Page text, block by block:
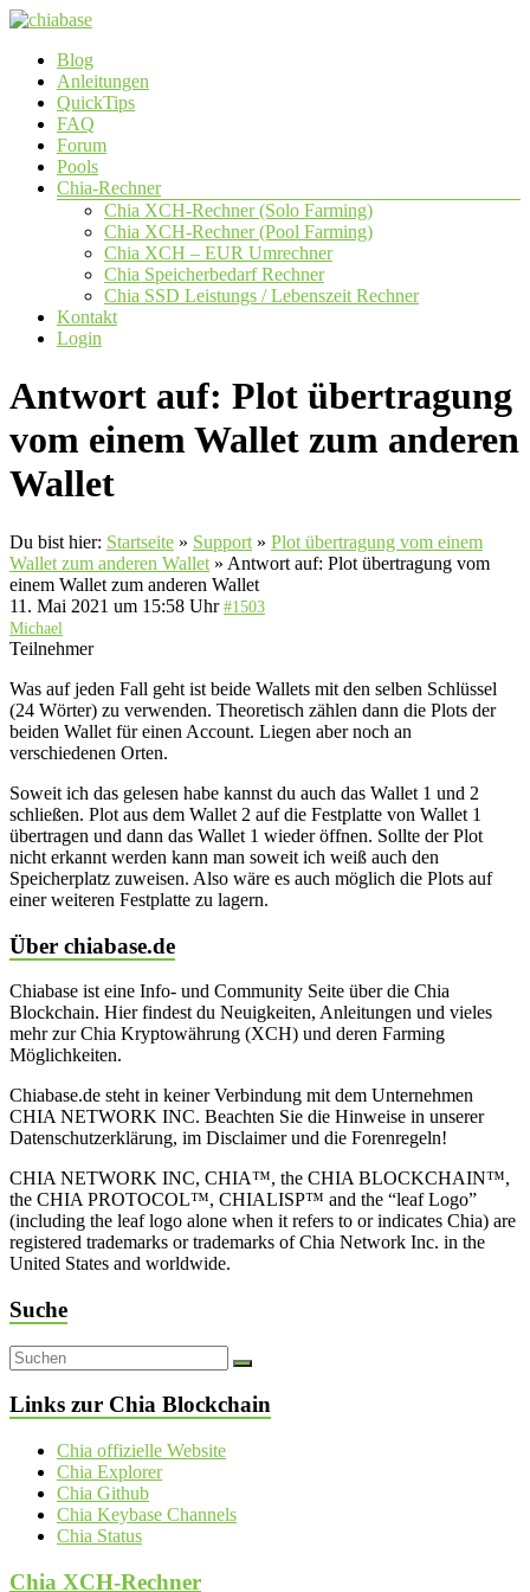
Zum
springen
chiabase
CHIA
Info-
Community
Seite
Menü
Blog
Anleitungen
QuickTips
FAQ
Forum
Pools
Chia-Rechner
Chia XCH-Rechner (Solo Farming)
Chia XCH-Rechner (Pool Farming)
Chia XCH – EUR Umrechner
Chia Speicherbedarf Rechner
Chia SSD Leistungs / Lebenszeit Rechner
Kontakt
Login
Antwort auf: Plot übertragung
vom einem Wallet zum anderen
Wallet
Du bist hier: Startseite » Support » Plot übertragung vom einem
Wallet zum anderen Wallet » Antwort auf: Plot übertragung vom
einem Wallet zum anderen Wallet
11. Mai 2021 um 15:58 Uhr #1503
Michael
Teilnehmer
Was auf jeden Fall geht ist beide Wallets mit den selben Schlüssel
(24 Wörter) zu verwenden. Theoretisch zählen dann die Plots der
beiden Wallet für einen Account. Liegen aber noch an
verschiedenen Orten.
Soweit ich das gelesen habe kannst du auch das Wallet 1 und 2
schließen. Plot aus dem Wallet 2 auf die Festplatte von Wallet 1
übertragen und dann das Wallet 1 wieder öffnen. Sollte der Plot
nicht erkannt werden kann man soweit ich weiß auch den
Speicherplatz zuweisen. Also wäre es auch möglich die Plots auf
einer weiteren Festplatte zu lagern.
Über chiabase.de
Chiabase ist eine Info- und Community Seite über die Chia
Blockchain. Hier findest du Neuigkeiten, Anleitungen und vieles
mehr zur Chia Kryptowährung (XCH) und deren Farming
Möglichkeiten.
Chiabase.de steht in keiner Verbindung mit dem Unternehmen
CHIA NETWORK INC. Beachten Sie die Hinweise in unserer
Datenschutzerklärung, im Disclaimer und die Forenregeln!
CHIA NETWORK INC, CHIA™, the CHIA BLOCKCHAIN™,
the CHIA PROTOCOL™, CHIALISP™ and the “leaf Logo”
(including the leaf logo alone when it refers to or indicates Chia) are
registered trademarks or trademarks of Chia Network Inc. in the
United States and worldwide.
Suche
Links zur Chia Blockchain
Chia offizielle Website
Chia Explorer
Chia Github
Chia Keybase Channels
Chia Status
Chia XCH-Rechner